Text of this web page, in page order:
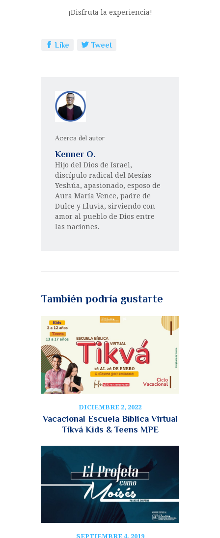
¡Disfruta la experiencia!
Like Tweet
Acerca del autor
Kenner O.
Hijo del Dios de Israel,
discípulo radical del Mesías
Yeshúa, apasionado, esposo de
Aura María Vence, padre de
Dulce y Lluvia, sirviendo con
amor al pueblo de Dios entre
las naciones.
También podría gustarte
DICIEMBRE 2, 2022
Vacacional Escuela Bíblica Virtual
Tikvá Kids & Teens MPE
SEPTIEMBRE 4, 2019